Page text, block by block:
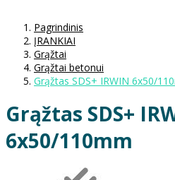
Pagrindinis
ĮRANKIAI
Grąžtai
Grąžtai betonui
Grąžtas SDS+ IRWIN 6x50/
Grąžtas SDS+
6x50/110mm